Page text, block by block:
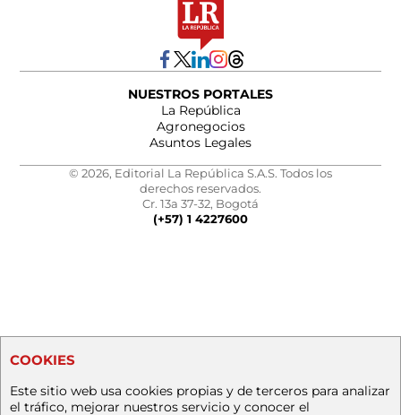
NUESTROS PORTALES
La República
Agronegocios
Asuntos Legales
© 2026, Editorial La República S.A.S. Todos los
derechos reservados.
Cr. 13a 37-32, Bogotá
(+57) 1 4227600
COOKIES
Este sitio web usa cookies propias y de terceros para analizar
el tráfico, mejorar nuestros servicio y conocer el